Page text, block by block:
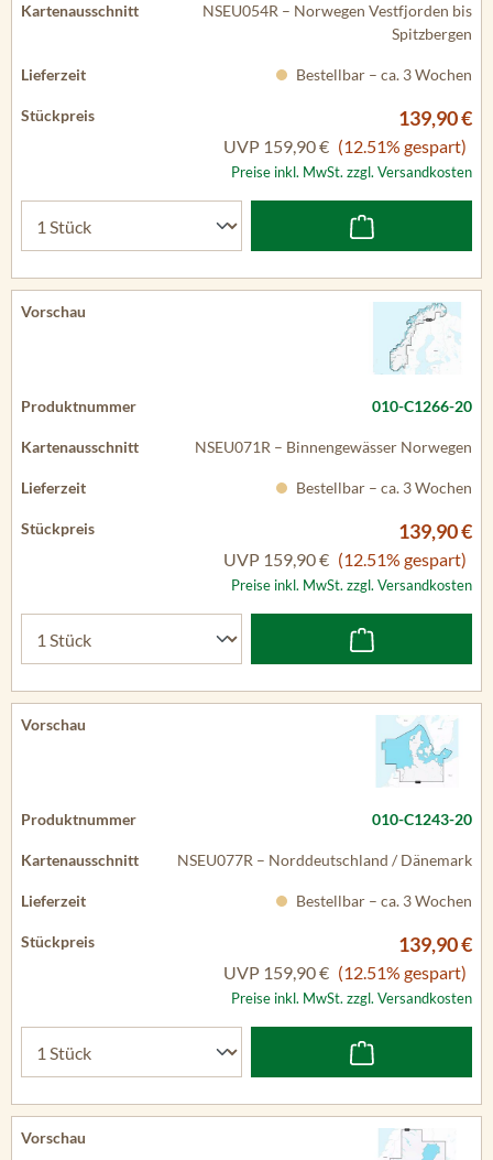
NSEU054R – Norwegen Vestfjorden bis
Spitzbergen
Bestellbar – ca. 3 Wochen
139,90 €
UVP 159,90 € (12.51% gespart)
Preise inkl. MwSt. zzgl. Versandkosten
010-C1266-20
NSEU071R – Binnengewässer Norwegen
Bestellbar – ca. 3 Wochen
139,90 €
UVP 159,90 € (12.51% gespart)
Preise inkl. MwSt. zzgl. Versandkosten
010-C1243-20
NSEU077R – Norddeutschland / Dänemark
Bestellbar – ca. 3 Wochen
139,90 €
UVP 159,90 € (12.51% gespart)
Preise inkl. MwSt. zzgl. Versandkosten